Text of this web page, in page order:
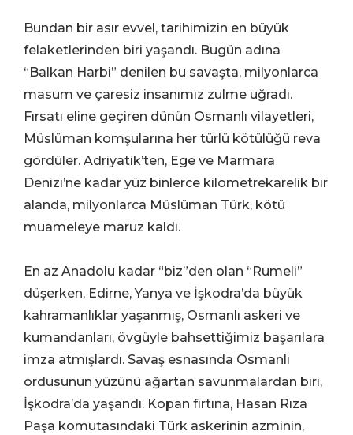
Bundan bir asır evvel, tarihimizin en büyük
felaketlerinden biri yaşandı. Bugün adına
“Balkan Harbi” denilen bu savaşta, milyonlarca
masum ve çaresiz insanımız zulme uğradı.
Fırsatı eline geçiren dünün Osmanlı vilayetleri,
Müslüman komşularına her türlü kötülüğü reva
gördüler. Adriyatik’ten, Ege ve Marmara
Denizi’ne kadar yüz binlerce kilometrekarelik bir
alanda, milyonlarca Müslüman Türk, kötü
muameleye maruz kaldı.
En az Anadolu kadar “biz”den olan “Rumeli”
düşerken, Edirne, Yanya ve İşkodra’da büyük
kahramanlıklar yaşanmış, Osmanlı askeri ve
kumandanları, övgüyle bahsettiğimiz başarılara
imza atmışlardı. Savaş esnasında Osmanlı
ordusunun yüzünü ağartan savunmalardan biri,
İşkodra’da yaşandı. Kopan fırtına, Hasan Rıza
Paşa komutasındaki Türk askerinin azminin,